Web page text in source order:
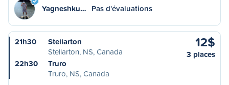
Yagneshku… Pas d'évaluations
21h30
Stellarton
Stellarton, NS, Canada
22h30
Truro
Truro, NS, Canada
12$
3 places